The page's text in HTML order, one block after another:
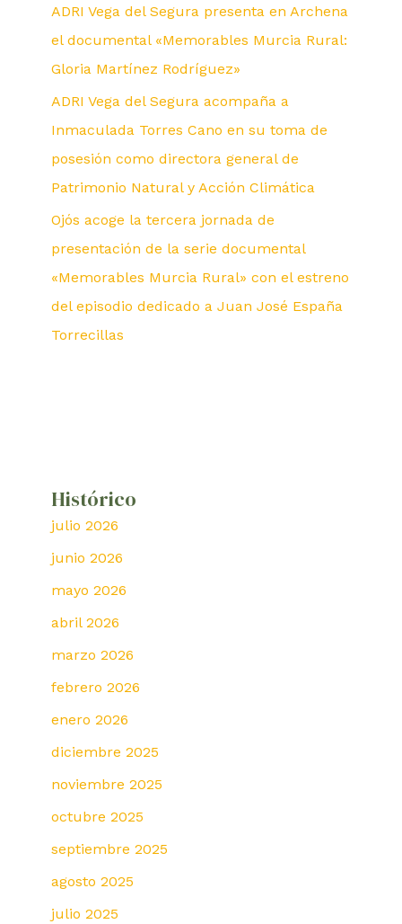
ADRI Vega del Segura presenta en Archena
el documental «Memorables Murcia Rural:
Gloria Martínez Rodríguez»
ADRI Vega del Segura acompaña a
Inmaculada Torres Cano en su toma de
posesión como directora general de
Patrimonio Natural y Acción Climática
Ojós acoge la tercera jornada de
presentación de la serie documental
«Memorables Murcia Rural» con el estreno
del episodio dedicado a Juan José España
Torrecillas
Histórico
julio 2026
junio 2026
mayo 2026
abril 2026
marzo 2026
febrero 2026
enero 2026
diciembre 2025
noviembre 2025
octubre 2025
septiembre 2025
agosto 2025
julio 2025